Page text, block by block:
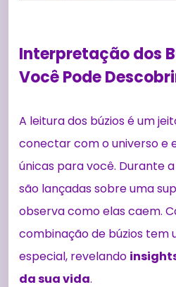
Interpretação dos
Você Pode
A leitura dos búzios é um
conectar com o universo e
únicas para você. Durante
são lançadas sobre uma
observa como elas caem.
combinação de búzios tem
especial, revelando
da sua vida.